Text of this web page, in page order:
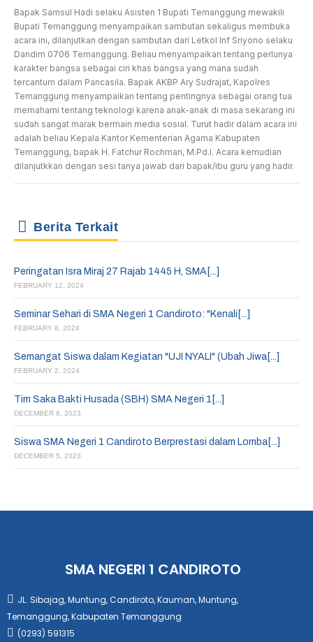
Bapak Samsul Hadi selaku Asisten 1 Bupati Temanggung mewakili
Bupati Temanggung menyampaikan sambutan sekaligus membuka
acara ini, dilanjutkan dengan sambutan dari Letkol Inf Sriyono selaku
Dandim 0706 Temanggung. Beliau menyampaikan tentang perlunya
karakter bangsa sebagai ciri khas bangsa yang mana sudah
tercantum dalam Pancasila. Bapak AKBP Ary Sudrajat, Kapolres
Temanggung menyampaikan tentang pentingnya sebagai orang tua
memahami tentang teknologi karena anak-anak di masa sekarang ini
sudah sangat marak bermain media sosial. Turut hadir dalam acara ini
adalah beliau Kepala Kantor Kementerian Agama Kabupaten
Temanggung, bapak H. Fatchur Rochman, M.Pd.I. Acara kemudian
dilanjutkkan dengan sesi tanya jawab dari bapak/ibu guru yang hadir.
Berita Terkait
Peringatan Isra Miraj 27 Rajab 1445 H, SMA[...]
FEBRUARY 12, 2024
Seminar Sehari di SMA Negeri 1 Candiroto: "Kenali[...]
FEBRUARY 8, 2024
Semangat Siswa dalam Kegiatan "UJI NYALI" (Ubah Jiwa[...]
FEBRUARY 2, 2024
Tim Saka Bakti Husada (SBH) SMA Negeri 1[...]
DECEMBER 6, 2023
Siswa SMA Negeri 1 Candiroto Berprestasi dalam Lomba[...]
DECEMBER 5, 2023
SMA NEGERI 1 CANDIROTO
JL. Sibajag, Muntung, Candiroto, Kauman, Muntung,
Temanggung, Kabupaten Temanggung
(0293) 591315